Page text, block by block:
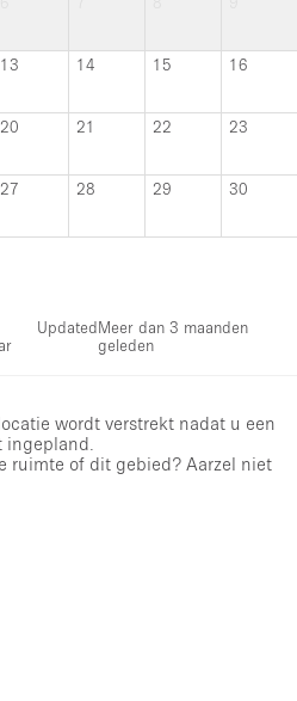
13 14 15 16
20 21 22 23
27 28 29 30
UpdatedMeer dan 3 maanden
geleden
wordt verstrekt nadat u een
ingepland.
ruimte of dit gebied? Aarzel niet